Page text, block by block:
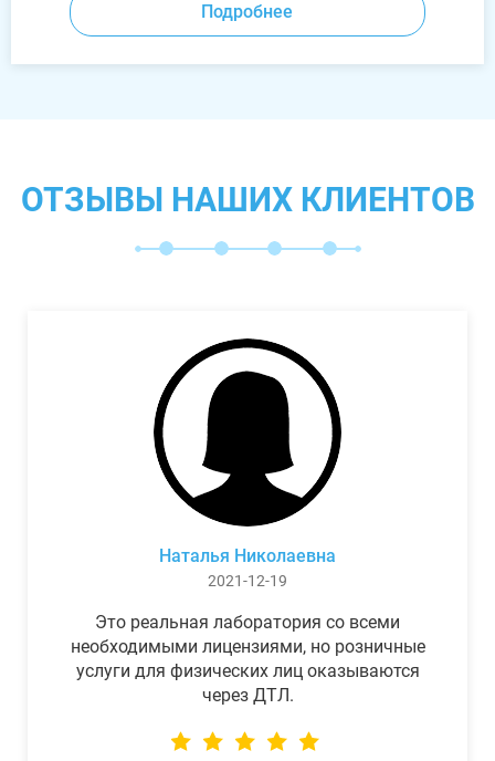
Подробнее
ОТЗЫВЫ НАШИХ КЛИЕНТОВ
Наталья Николаевна
2021-12-19
Это реальная лаборатория со всеми
необходимыми лицензиями, но розничные
услуги для физических лиц оказываются
через ДТЛ.